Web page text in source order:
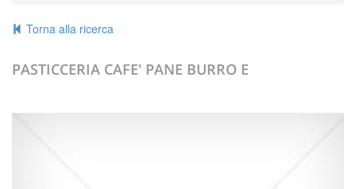
Torna alla ricerca
PASTICCERIA CAFE' PANE BURRO E